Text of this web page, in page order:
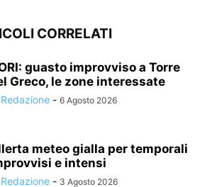
CORRELATI
guasto improvviso a Torre
Greco, le zone interessate
- 6 Agosto 2026
meteo gialla per temporali
e intensi
- 3 Agosto 2026